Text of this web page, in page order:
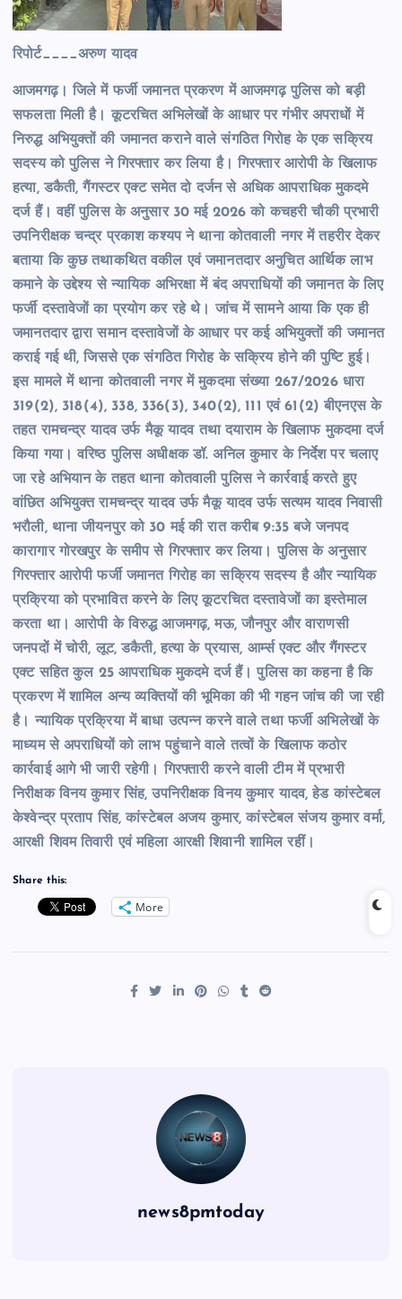
रिपोर्ट____अरुण यादव
आजमगढ़। जिले में फर्जी जमानत प्रकरण में आजमगढ़ पुलिस को बड़ी
सफलता मिली है। कूटरचित अभिलेखों के आधार पर गंभीर अपराधों में
निरुद्ध अभियुक्तों की जमानत कराने वाले संगठित गिरोह के एक सक्रिय
सदस्य को पुलिस ने गिरफ्तार कर लिया है। गिरफ्तार आरोपी के खिलाफ
हत्या, डकैती, गैंगस्टर एक्ट समेत दो दर्जन से अधिक आपराधिक मुकदमे
दर्ज हैं। वहीं पुलिस के अनुसार 30 मई 2026 को कचहरी चौकी प्रभारी
उपनिरीक्षक चन्द्र प्रकाश कश्यप ने थाना कोतवाली नगर में तहरीर देकर
बताया कि कुछ तथाकथित वकील एवं जमानतदार अनुचित आर्थिक लाभ
कमाने के उद्देश्य से न्यायिक अभिरक्षा में बंद अपराधियों की जमानत के लिए
फर्जी दस्तावेजों का प्रयोग कर रहे थे। जांच में सामने आया कि एक ही
जमानतदार द्वारा समान दस्तावेजों के आधार पर कई अभियुक्तों की जमानत
कराई गई थी, जिससे एक संगठित गिरोह के सक्रिय होने की पुष्टि हुई।
इस मामले में थाना कोतवाली नगर में मुकदमा संख्या 267/2026 धारा
319(2), 318(4), 338, 336(3), 340(2), 111 एवं 61(2) बीएनएस के
तहत रामचन्द्र यादव उर्फ मैकू यादव तथा दयाराम के खिलाफ मुकदमा दर्ज
किया गया। वरिष्ठ पुलिस अधीक्षक डॉ. अनिल कुमार के निर्देश पर चलाए
जा रहे अभियान के तहत थाना कोतवाली पुलिस ने कार्रवाई करते हुए
वांछित अभियुक्त रामचन्द्र यादव उर्फ मैकू यादव उर्फ सत्यम यादव निवासी
भरौली, थाना जीयनपुर को 30 मई की रात करीब 9:35 बजे जनपद
कारागार गोरखपुर के समीप से गिरफ्तार कर लिया। पुलिस के अनुसार
गिरफ्तार आरोपी फर्जी जमानत गिरोह का सक्रिय सदस्य है और न्यायिक
प्रक्रिया को प्रभावित करने के लिए कूटरचित दस्तावेजों का इस्तेमाल
करता था। आरोपी के विरुद्ध आजमगढ़, मऊ, जौनपुर और वाराणसी
जनपदों में चोरी, लूट, डकैती, हत्या के प्रयास, आर्म्स एक्ट और गैंगस्टर
एक्ट सहित कुल 25 आपराधिक मुकदमे दर्ज हैं। पुलिस का कहना है कि
प्रकरण में शामिल अन्य व्यक्तियों की भूमिका की भी गहन जांच की जा रही
है। न्यायिक प्रक्रिया में बाधा उत्पन्न करने वाले तथा फर्जी अभिलेखों के
माध्यम से अपराधियों को लाभ पहुंचाने वाले तत्वों के खिलाफ कठोर
कार्रवाई आगे भी जारी रहेगी। गिरफ्तारी करने वाली टीम में प्रभारी
निरीक्षक विनय कुमार सिंह, उपनिरीक्षक विनय कुमार यादव, हेड कांस्टेबल
केश्वेन्द्र प्रताप सिंह, कांस्टेबल अजय कुमार, कांस्टेबल संजय कुमार वर्मा,
आरक्षी शिवम तिवारी एवं महिला आरक्षी शिवानी शामिल रहीं।
Share this:
More
news8pmtoday